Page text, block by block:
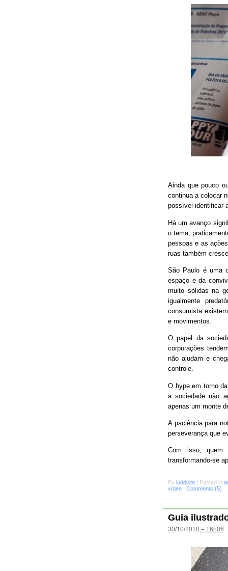
Ainda que pouco
continua a colocar
possível identificar
Há um avanço
o tema,
pessoas e as
ruas também
São Paulo é uma
espaço e da
muito sólidas na
igualmente
consumista
e movimentos.
O papel da
corporações
não ajudam e
controle.
O hype em torno
a sociedade não
apenas um monte
A paciência para
perseverança que
Com isso, quem
transformando-se
By luddista | Posted in
vídeo | Comments (5)
Guia
30/10/2010 – 16h06